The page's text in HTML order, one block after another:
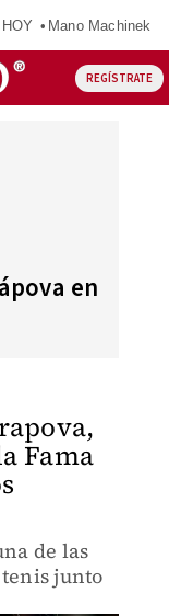
Mano Machinek
REGÍSTRATE
en
Fama
de las
junto